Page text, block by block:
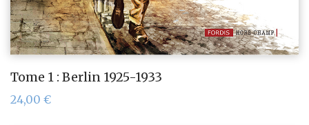
Tome 1 : Berlin 1925-1933
24,00 €